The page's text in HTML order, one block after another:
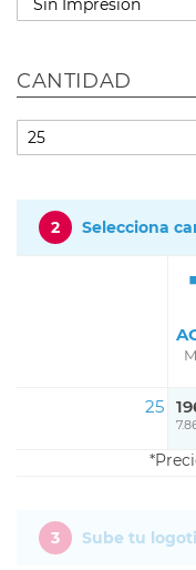
CANTIDAD
2 Selecciona
25
3 Sube tu